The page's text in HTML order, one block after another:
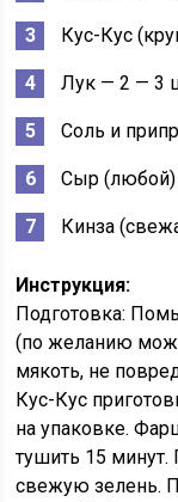
Кус-Кус
Лук — 2 — 3
Соль и
Сыр (любой)
Кинза
Инструкция:
Подготовка:
(по желанию
мякоть, не
Кус-Кус
на упаковке.
тушить 15 минут.
свежую зелень.